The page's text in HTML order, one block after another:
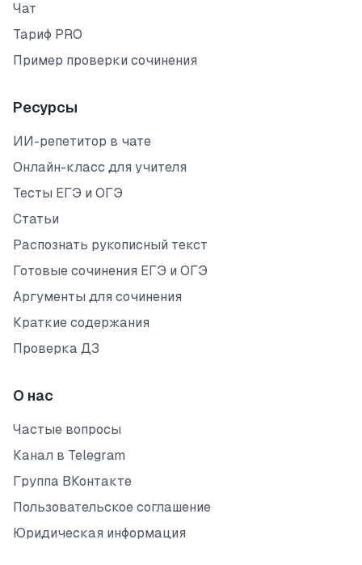
Чат
Тариф PRO
Пример проверки сочинения
Ресурсы
ИИ-репетитор в чате
Онлайн-класс для учителя
Тесты ЕГЭ и ОГЭ
Статьи
Распознать рукописный текст
Готовые сочинения ЕГЭ и ОГЭ
Аргументы для сочинения
Краткие содержания
Проверка ДЗ
О нас
Частые вопросы
Канал в Telegram
Группа ВКонтакте
Пользовательское соглашение
Юридическая информация